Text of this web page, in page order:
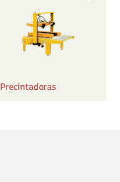
Precintadoras